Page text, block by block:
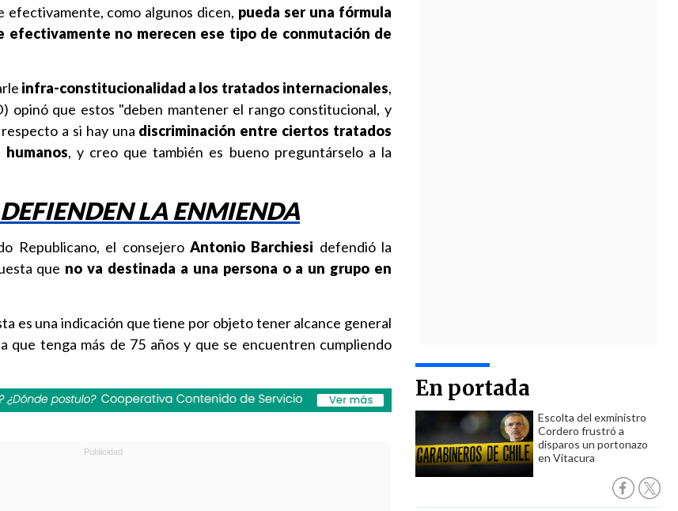
En portada
Escolta del exministro
Cordero frustró a
disparos un portonazo
en Vitacura
efectivamente, como algunos dicen, pueda ser una fórmula
efectivamente no merecen ese tipo de conmutación de
infra-constitucionalidad a los tratados internacionales,
opinó que estos "deben mantener el rango constitucional, y
a si hay una discriminación entre ciertos tratados
, y creo que también es bueno preguntárselo a la
LA ENMIENDA
Republicano, el consejero Antonio Barchiesi defendió la
que no va destinada a una persona o a un grupo en
es una indicación que tiene por objeto tener alcance general
que tenga más de 75 años y que se encuentren cumpliendo